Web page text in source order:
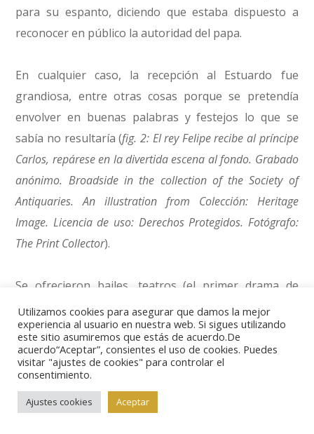
para su espanto, diciendo que estaba dispuesto a
reconocer en público la autoridad del papa.
En cualquier caso, la recepción al Estuardo fue
grandiosa, entre otras cosas porque se pretendía
envolver en buenas palabras y festejos lo que se
sabía no resultaría (fig. 2: El rey Felipe recibe al príncipe
Carlos, repárese en la divertida escena al fondo. Grabado
anónimo. Broadside in the collection of the Society of
Antiquaries. An illustration from Colección: Heritage
Image. Licencia de uso: Derechos Protegidos. Fotógrafo:
The Print Collector).
Se ofrecieron bailes, teatros (el primer drama de
Calderón “Amor, honor y poder” se escribió a tal
efecto) o mascaradas, así como toros y cañas en la
Plaza Mayor (fig. 3. Fiesta de toros en la Plaza Mayor de
Madrid. Los toros eran la fiesta más popular en el Madrid
que recibió al príncipe Carlos. La Plaza Mayor, donde se
celebraban, conservaba a 50 años después de la visita de
Utilizamos cookies para asegurar que damos la mejor
experiencia al usuario en nuestra web. Si sigues utilizando
este sitio asumiremos que estás de acuerdo.De
acuerdo“Aceptar”, consientes el uso de cookies. Puedes
visitar "ajustes de cookies" para controlar el
consentimiento.
Ajustes cookies Aceptar